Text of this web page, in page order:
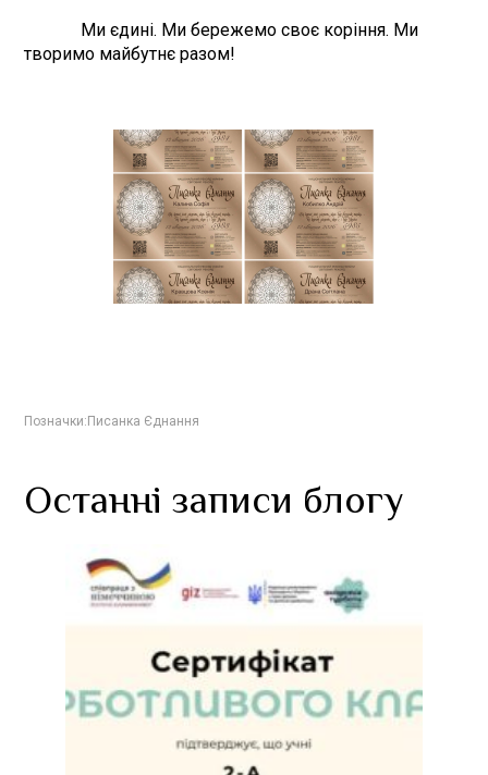
Ми єдині. Ми бережемо своє коріння. Ми
творимо майбутнє разом!
Позначки: Писанка Єднання
Останні записи блогу